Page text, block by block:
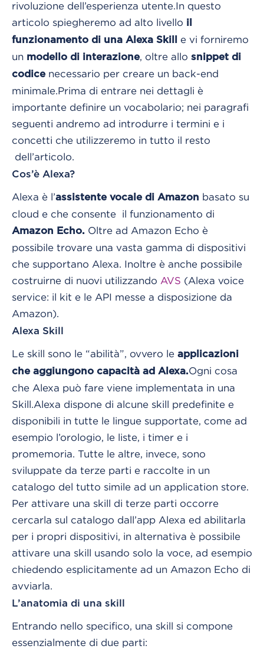
rivoluzione dell’esperienza utente.In questo
articolo spiegheremo ad alto livello il
funzionamento di una Alexa Skill
e vi forniremo
un modello di interazione, oltre allo snippet di
codicenecessario per creare un back-end
minimale.Prima di entrare nei dettagli è
importante definire un vocabolario; nei paragrafi
seguenti andremo ad introdurre i termini e i
concetti che utilizzeremo in tutto il resto
dell’articolo.
Cos’è Alexa?
Alexa è l’assistente vocale di Amazon basato su
cloud e che consente il funzionamento di
Amazon Echo. Oltre ad Amazon Echo è
possibile trovare una vasta gamma di dispositivi
che supportano Alexa. Inoltre è anche possibile
costruirne di nuovi utilizzando AVS (Alexa voice
service: il kit e le API messe a disposizione da
Amazon).
Alexa Skill
Le skill sono le “abilità”, ovvero le applicazioni
che aggiungono capacità ad Alexa.Ogni cosa
che Alexa può fare viene implementata in una
Skill.Alexa dispone di alcune skill predefinite e
disponibili in tutte le lingue supportate, come ad
esempio l’orologio, le liste, i timer e i
promemoria. Tutte le altre, invece, sono
sviluppate da terze parti e raccolte in un
catalogo del tutto simile ad un application store.
Per attivare una skill di terze parti occorre
cercarla sul catalogo dall’app Alexa ed abilitarla
per i propri dispositivi, in alternativa è possibile
attivare una skill usando solo la voce, ad esempio
chiedendo esplicitamente ad un Amazon Echo di
avviarla.
L’anatomia di una skill
Entrando nello specifico, una skill si compone
essenzialmente di due parti: